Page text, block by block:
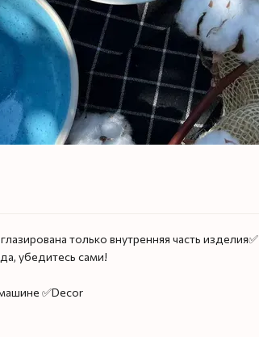
только внутренняя часть изделия✅
убедитесь сами!
✅Decor